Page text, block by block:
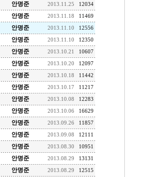
안명준 2013.11.25 12034
안명준 2013.11.18 11469
안명준 2013.11.10 12556
안명준 2013.11.10 12350
안명준 2013.10.21 10607
안명준 2013.10.20 12097
안명준 2013.10.18 11442
안명준 2013.10.17 11217
안명준 2013.10.08 12283
안명준 2013.10.06 16629
안명준 2013.09.26 11857
안명준 2013.09.08 12111
안명준 2013.08.30 10951
안명준 2013.08.29 13131
안명준 2013.08.29 12515